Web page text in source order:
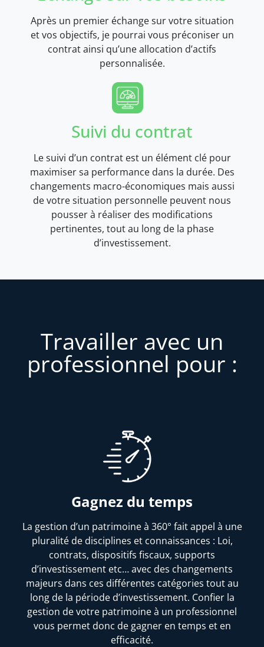
Après un premier échange sur votre situation
et vos objectifs, je pourrai vous préconiser un
contrat ainsi qu’une allocation d’actifs
personnalisée.
Suivi du contrat
Le suivi d’un contrat est un élément clé pour
maximiser sa performance dans la durée. Des
changements macro-économiques mais aussi
de votre situation personnelle peuvent nous
pousser à réaliser des modifications
pertinentes, tout au long de la phase
d’investissement.
Travailler avec un
professionnel pour :
Gagnez du temps
La gestion d’un patrimoine à 360° fait appel à une
pluralité de disciplines et connaissances : Loi,
contrats, dispositifs fiscaux, supports
d’investissement etc… avec des changements
majeurs dans ces différentes catégories tout au
long de la période d’investissement. Confier la
gestion de votre patrimoine à un professionnel
vous permet donc de gagner en temps et en
efficacité.